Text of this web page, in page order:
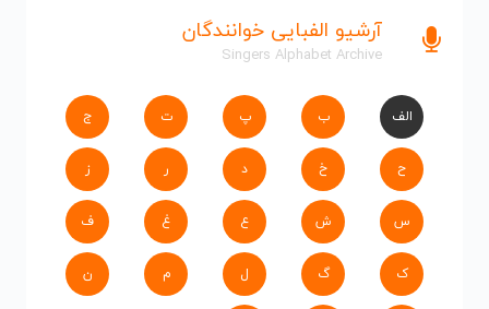
آرشیو الفبایی خوانندگان
Singers Alphabet Archive
الف ب پ ت ج
ح خ د ر ز
س ش ع غ ف
ک گ ل م ن